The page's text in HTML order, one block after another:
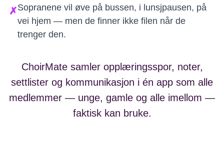
✗Sopranene vil øve på bussen, i lunsjpausen, på
vei hjem — men de finner ikke filen når de
trenger den.
ChoirMate samler opplæringsspor, noter,
settlister og kommunikasjon i én app som alle
medlemmer — unge, gamle og alle imellom —
faktisk kan bruke.